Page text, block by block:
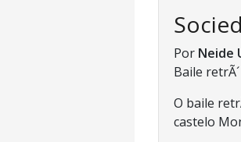
Por Neide
Baile retrÃ´
O baile
castelo